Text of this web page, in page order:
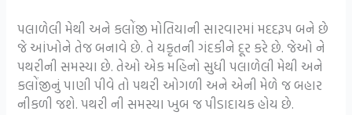
પલાળેલી મેથી અને કલોંજી મોતિયાની સારવારમાં મદદરૂપ બને છે
જે આંખોને તેજ બનાવે છે. તે યકૃતની ગંદકીને દૂર કરે છે. જેઓ ને
પથરીની સમસ્યા છે. તેઓ એક મહિનો સુધી પલાળેલી મેથી અને
કલોંજીનું પાણી પીવે તો પથરી ઓગળી અને એની મેળે જ બહાર
નીકળી જશે. પથરી ની સમસ્યા ખુબ જ પીડાદાયક હોય છે.